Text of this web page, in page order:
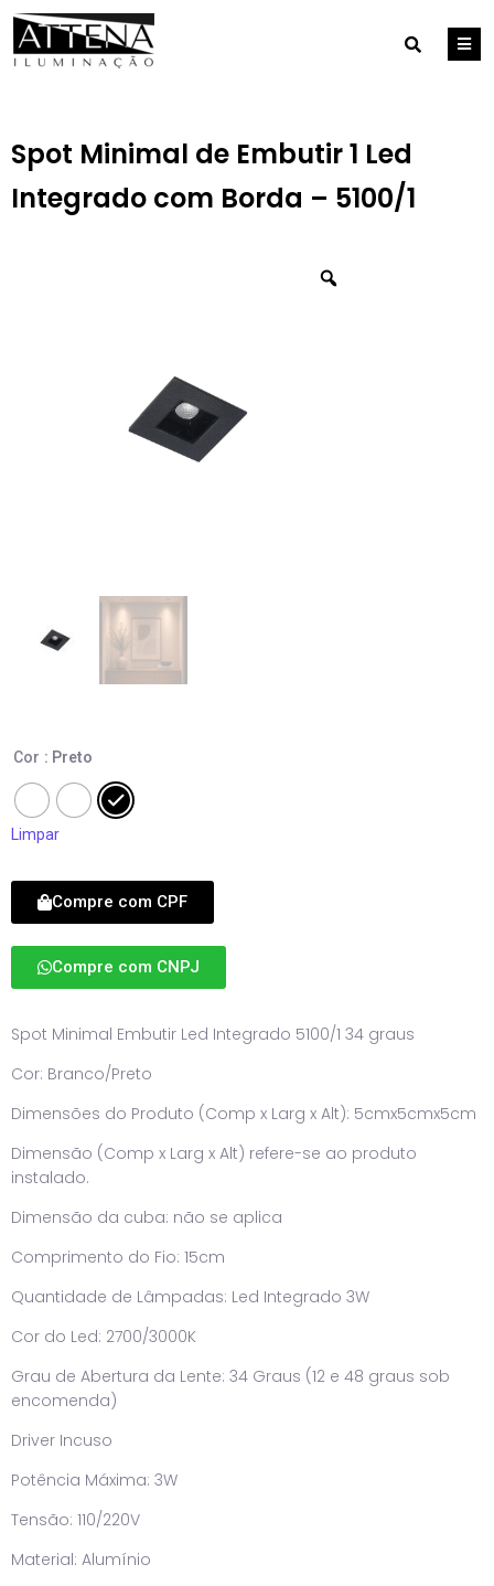
Spot Minimal de Embutir 1 Led
Integrado com Borda – 5100/1
Cor : Preto
Limpar
Compre com CPF
Compre com CNPJ
Spot Minimal Embutir Led Integrado 5100/1 34 graus
Cor: Branco/Preto
Dimensões do Produto (Comp x Larg x Alt): 5cmx5cmx5cm
Dimensão (Comp x Larg x Alt) refere-se ao produto
instalado.
Dimensão da cuba: não se aplica
Comprimento do Fio: 15cm
Quantidade de Lâmpadas: Led Integrado 3W
Cor do Led: 2700/3000K
Grau de Abertura da Lente: 34 Graus (12 e 48 graus sob
encomenda)
Driver Incuso
Potência Máxima: 3W
Tensão: 110/220V
Material: Alumínio